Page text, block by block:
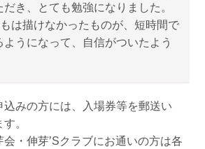
だき、とても勉強になりました。
は描けなかったものが、短時間で
ようになって、自信がついたよう
みの方には、入場券等を郵送い
。
・伸芽’Sクラブにお通いの方は各